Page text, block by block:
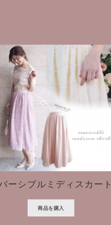
ーシブルミディスカート
商品を購入